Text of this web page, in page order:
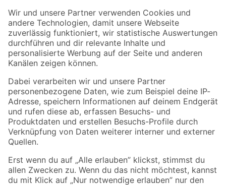
Der toom Newsletter: Keine Angebote und Aktionen mehr verpassen!
Zur Newsletter Anmeldung
Folge uns
Zahlungsarten Versandarten
Sicher einkaufen